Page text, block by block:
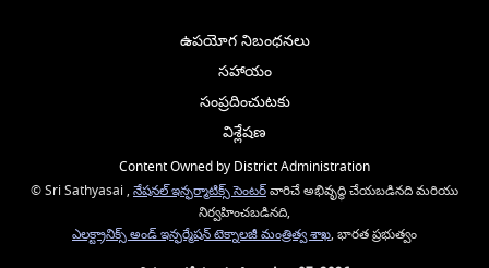
ఉపయోగ నిబంధనలు
సహాయం
సంప్రదించుటకు
విశ్లేషణ
Content Owned by District Administration
© Sri Sathyasai , నేషనల్ ఇన్ఫర్మాటిక్స్ సెంటర్వారిచే అభివృద్ధి చేయబడినది మరియు
నిర్వహించబడినది,
ఎలక్ట్రానిక్స్ అండ్ ఇన్ఫర్మేషన్ టెక్నాలజీ మంత్రిత్వ శాఖ, భారత ప్రభుత్వం